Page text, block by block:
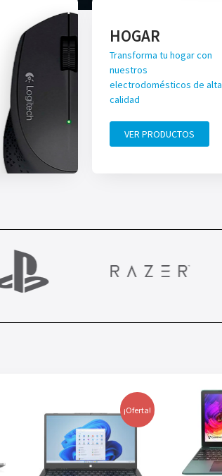
HOGAR
Transforma tu hogar con
nuestros
electrodomésticos de alta
calidad
VER PRODUCTOS
¡Oferta!